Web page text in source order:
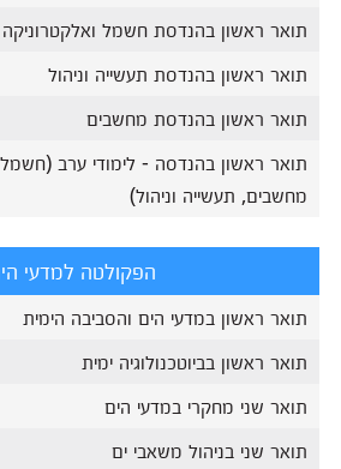
תואר ראשון בהנדסת חשמל ואלקטרוניקה
תואר ראשון בהנדסת תעשייה וניהול
תואר ראשון בהנדסת מחשבים
תואר ראשון בהנדסה - לימודי ערב (חשמל
מחשבים, תעשייה וניהול)
הפקולטה למדעי
תואר ראשון במדעי הים והסביבה הימית
תואר ראשון בביוטכנולוגיה ימית
תואר שני מחקרי במדעי הים
תואר שני בניהול משאבי ים